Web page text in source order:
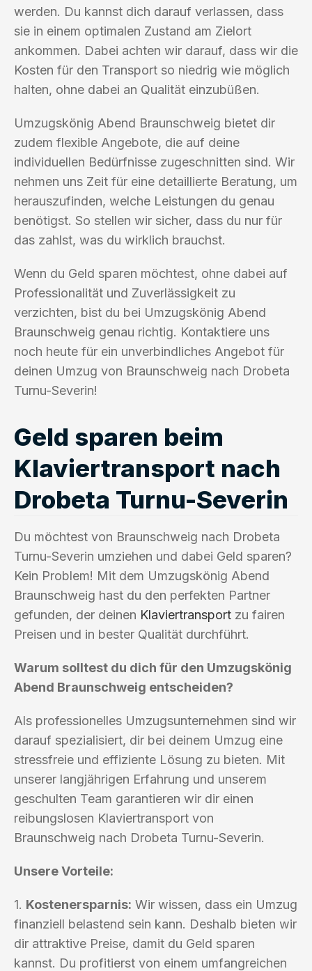
werden. Du kannst dich darauf verlassen, dass
sie in einem optimalen Zustand am Zielort
ankommen. Dabei achten wir darauf, dass wir die
Kosten für den Transport so niedrig wie möglich
halten, ohne dabei an Qualität einzubüßen.
Umzugskönig Abend Braunschweig bietet dir
zudem flexible Angebote, die auf deine
individuellen Bedürfnisse zugeschnitten sind. Wir
nehmen uns Zeit für eine detaillierte Beratung, um
herauszufinden, welche Leistungen du genau
benötigst. So stellen wir sicher, dass du nur für
das zahlst, was du wirklich brauchst.
Wenn du Geld sparen möchtest, ohne dabei auf
Professionalität und Zuverlässigkeit zu
verzichten, bist du bei Umzugskönig Abend
Braunschweig genau richtig. Kontaktiere uns
noch heute für ein unverbindliches Angebot für
deinen Umzug von Braunschweig nach Drobeta
Turnu-Severin!
Geld sparen beim
Klaviertransport nach
Drobeta Turnu-Severin
Du möchtest von Braunschweig nach Drobeta
Turnu-Severin umziehen und dabei Geld sparen?
Kein Problem! Mit dem Umzugskönig Abend
Braunschweig hast du den perfekten Partner
gefunden, der deinen Klaviertransport zu fairen
Preisen und in bester Qualität durchführt.
Warum solltest du dich für den Umzugskönig
Abend Braunschweig entscheiden?
Als professionelles Umzugsunternehmen sind wir
darauf spezialisiert, dir bei deinem Umzug eine
stressfreie und effiziente Lösung zu bieten. Mit
unserer langjährigen Erfahrung und unserem
geschulten Team garantieren wir dir einen
reibungslosen Klaviertransport von
Braunschweig nach Drobeta Turnu-Severin.
Unsere Vorteile:
1. Kostenersparnis: Wir wissen, dass ein Umzug
finanziell belastend sein kann. Deshalb bieten wir
dir attraktive Preise, damit du Geld sparen
kannst. Du profitierst von einem umfangreichen